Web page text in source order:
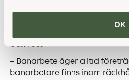
OK
halva ronder till attraktivt pris
Golfvett
– Banarbete äger alltid
banarbetare finns inom